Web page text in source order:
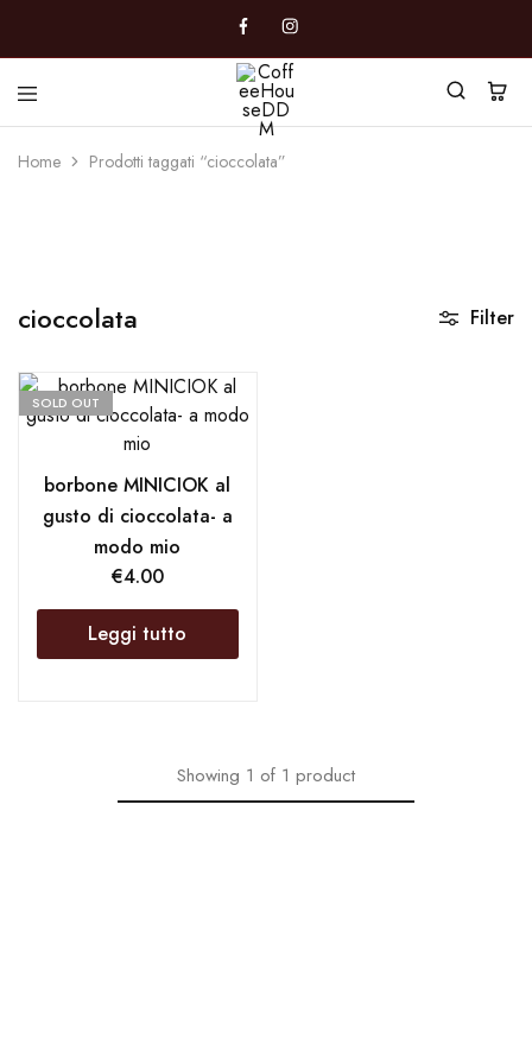
CoffeeHouseDDM
Caffè
Marano
Home Prodotti taggati “cioccolata”
cioccolata Filter
SOLD OUT
borbone MINICIOK al
gusto di cioccolata- a
modo mio
€4.00
Leggi tutto
Showing 1 of 1 product